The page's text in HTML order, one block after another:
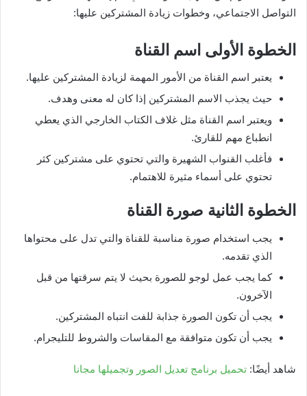
التواصل الاجتماعي، وخطوات زيادة المشتركين عليها:
الخطوة الأولى اسم القناة
يعتبر اسم القناة من الأمور المهمة لزيادة المشتركين عليها.
حيث يجذب الاسم المشتركين إذا كان له معنى وهدف.
ويعتبر اسم القناة مثل غلاف الكتاب الخارجي الذي يعطي
انطباع مهم للقارئ.
فأغلب القنواب الشهيرة والتي تحتوي على مشتركين كثر
تحتوي على أسماء مثيرة للاهتمام.
الخطوة الثانية صورة القناة
يجب استخدام صورة مناسبة للقناة والتي تدل على محتواها
الذي تقدمه.
كما يجب عمل لوجو للصورة بحيث لا يتم سرقتها من قبل
الآخرون.
يجب أن تكون الصورة جذابة للفت انتباه المشتركين.
يجب أن تكون متوافقة مع المقاسات والشروط للتليجرام.
شاهد أيضًا: تحميل برنامج تعديل الصور وتجميلها مجانا